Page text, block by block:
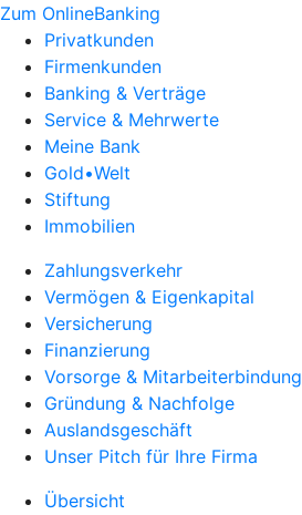
Zum OnlineBanking
Privatkunden
Firmenkunden
Banking & Verträge
Service & Mehrwerte
Meine Bank
Gold•Welt
Stiftung
Immobilien
Zahlungsverkehr
Vermögen & Eigenkapital
Versicherung
Finanzierung
Vorsorge & Mitarbeiterbindung
Gründung & Nachfolge
Auslandsgeschäft
Unser Pitch für Ihre Firma
Übersicht